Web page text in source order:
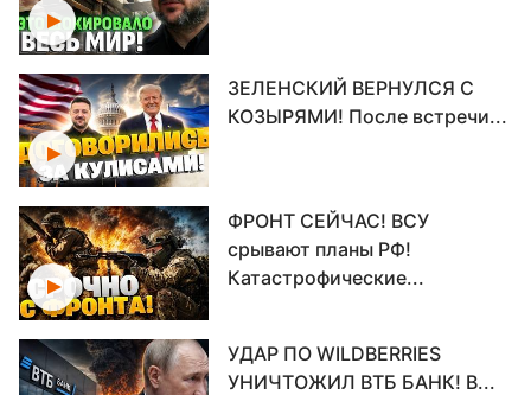
ЗЕЛЕНСКИЙ ВЕРНУЛСЯ С
КОЗЫРЯМИ! После встречи...
ФРОНТ СЕЙЧАС! ВСУ
срывают планы РФ!
Катастрофические...
УДАР ПО WILDBERRIES
УНИЧТОЖИЛ ВТБ БАНК! В...